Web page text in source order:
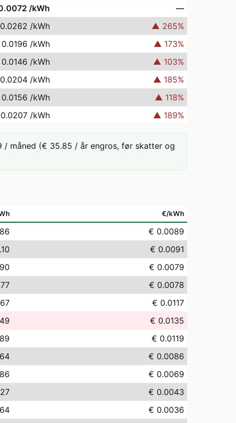
/kWh
—
/kWh ▲ 265%
/kWh ▲ 173%
/kWh ▲ 103%
/kWh ▲ 185%
/kWh ▲ 118%
/kWh ▲ 189%
/ måned (€ 35.85 / år engros, før skatter og
€/kWh
€ 0.0089
€ 0.0091
€ 0.0079
€ 0.0078
€ 0.0117
€ 0.0135
€ 0.0119
€ 0.0086
€ 0.0069
€ 0.0043
€ 0.0036